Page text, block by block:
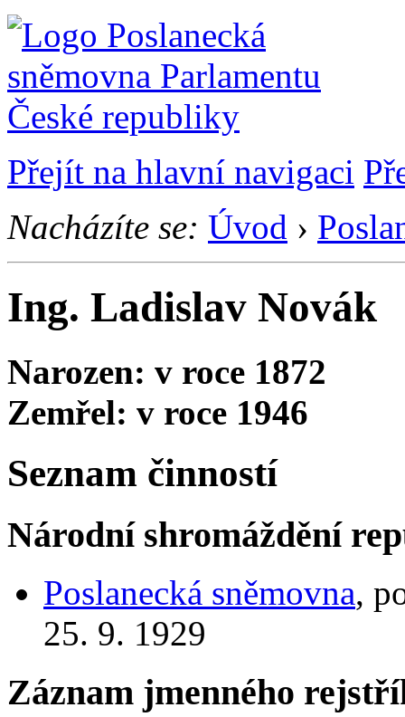
Přejít na hlavní navigaci
Nacházíte se: Úvod ›
Ing. Ladislav Novák
Narozen: v roce 1872
Zemřel: v roce 1946
Seznam činností
Národní shromáždění
Poslanecká sněmovna,
25. 9. 1929
Záznam jmenného